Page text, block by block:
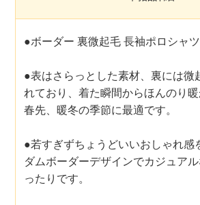
●ボーダー 裏微起毛 長袖ポロシャツ
●表はさらっとした素材、裏には微
れており、着た瞬間からほんのり
春先、暖冬の季節に最適です。
●若すぎずちょうどいいおしゃれ感
ダムボーダーデザインでカジュア
ったりです。